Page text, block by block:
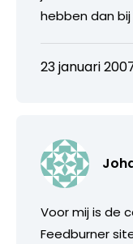
hebben dan
23 januari
Voor mij is de
Feedburner